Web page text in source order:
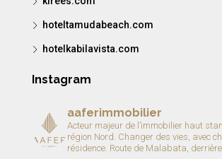
hoteltamudabeach.com
hotelkabilavista.com
Instagram
aaferimmobilier
Acteur majeur de l’immobilier haut
région Nord. Changer des vies, avec
résidence. Route de Malabata, derrière